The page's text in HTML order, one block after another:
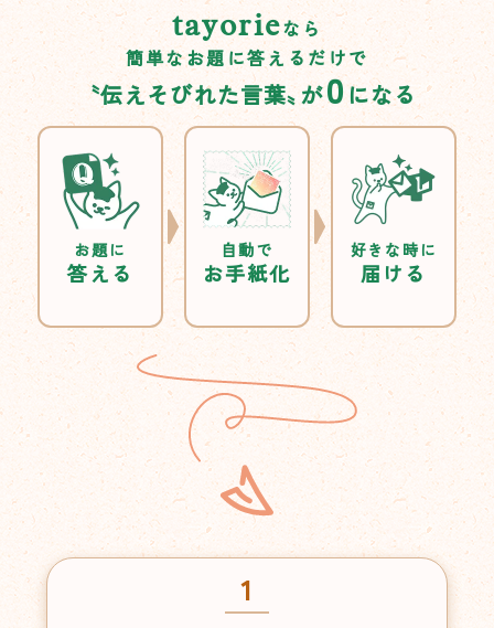
tayorieなら
簡単なお題に答えるだけで
〝伝えそびれた言葉〟が0になる
お題に
答える
自動で
お手紙化
好きな時に
届ける
1